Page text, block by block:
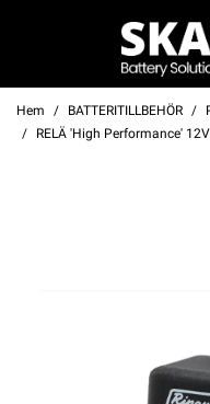
Hem BATTERITILLBEHÖR
RELÄ 'High Performance'